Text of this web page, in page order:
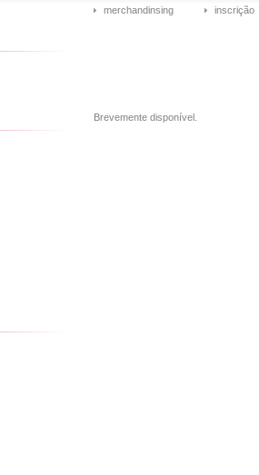
merchandinsing inscrição
Brevemente disponível.